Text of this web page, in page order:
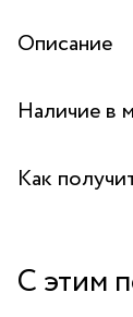
Описание
Наличие в
Бутик "La
Как
Курьером за
С этим